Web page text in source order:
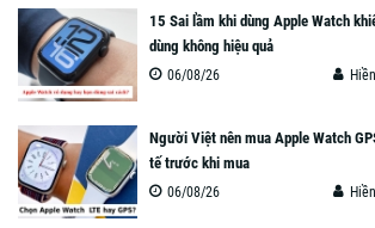
15 Sai lầm khi dùng Apple Watch
dùng không hiệu quả
06/08/26 Hiền
Người Việt nên mua Apple Watch
tế trước khi mua
06/08/26 Hiền